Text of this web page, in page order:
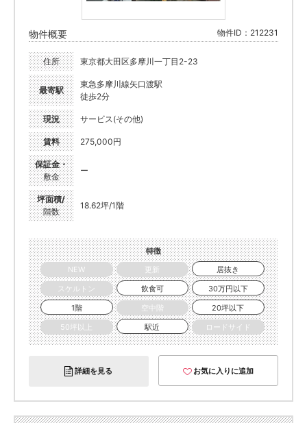
物件概要 物件ID：212231
住所 東京都大田区多摩川一丁目2-23
最寄駅
東急多摩川線矢口渡駅
徒歩2分
現況 サービス(その他)
賃料 275,000円
保証金・
敷金
ー
坪面積/
階数
18.62坪/1階
特徴
NEW
更新
居抜き
スケルトン
飲食可
30万円以下
1階
空中階
20坪以下
50坪以上
駅近 ロードサイド
詳細を見る お気に入りに追加